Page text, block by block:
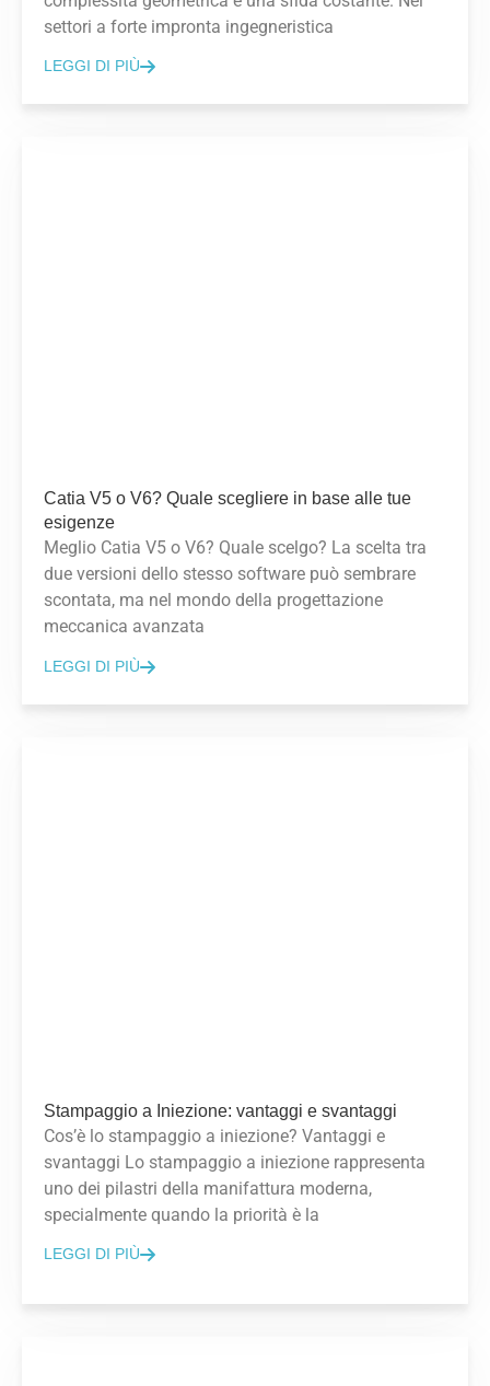
settori a forte impronta ingegneristica
LEGGI DI PIÙ
Catia V5 o V6? Quale scegliere in base alle tue
esigenze
Meglio Catia V5 o V6? Quale scelgo? La scelta tra
due versioni dello stesso software può sembrare
scontata, ma nel mondo della progettazione
meccanica avanzata
LEGGI DI PIÙ
Stampaggio a Iniezione: vantaggi e svantaggi
Cos’è lo stampaggio a iniezione? Vantaggi e
svantaggi Lo stampaggio a iniezione rappresenta
uno dei pilastri della manifattura moderna,
specialmente quando la priorità è la
LEGGI DI PIÙ